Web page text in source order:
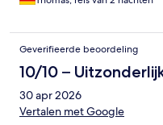
Geverifieerde beoordeling
10/10 –
30 apr 2026
Vertalen met Google